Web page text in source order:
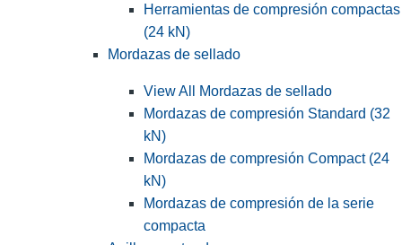
Herramientas de compresión compactas
(24 kN)
Mordazas de sellado
View All Mordazas de sellado
Mordazas de compresión Standard (32
kN)
Mordazas de compresión Compact (24
kN)
Mordazas de compresión de la serie
compacta